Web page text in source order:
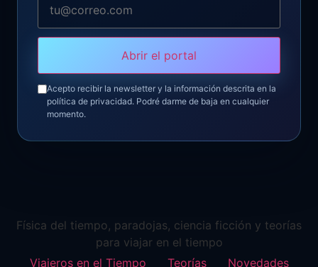
Abrir el portal
Acepto recibir la newsletter y la información descrita en la
política de privacidad. Podré darme de baja en cualquier
momento.
Física del tiempo, paradojas, ciencia ficción y teorías
para viajar en el tiempo
Viajeros en el Tiempo
Teorías Novedades